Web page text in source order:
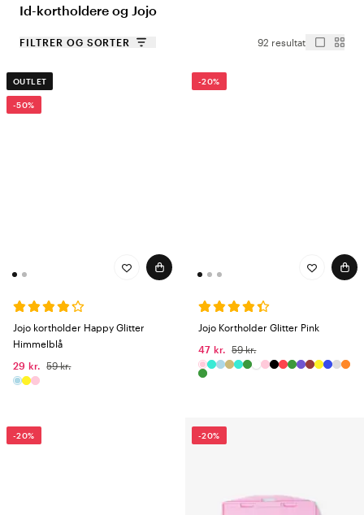
Id-kortholdere og Jojo
FILTRER OG SORTER 92 resultat
OUTLET
-50%
Jojo kortholder Happy Glitter
Himmelblå
29 kr.
59 kr.
-20%
Jojo Kortholder Glitter Pink
47 kr.
59 kr.
-20% -20%